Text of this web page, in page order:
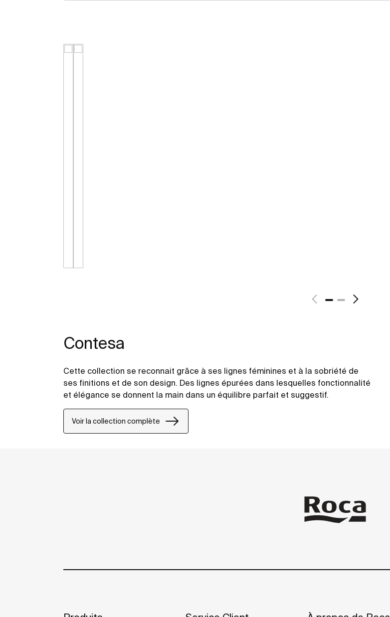
Contesa
Cette collection se reconnait grâce à ses lignes féminines et à la sobriété de
ses finitions et de son design. Des lignes épurées dans lesquelles fonctionnalité
et élégance se donnent la main dans un équilibre parfait et suggestif.
Voir la collection complète